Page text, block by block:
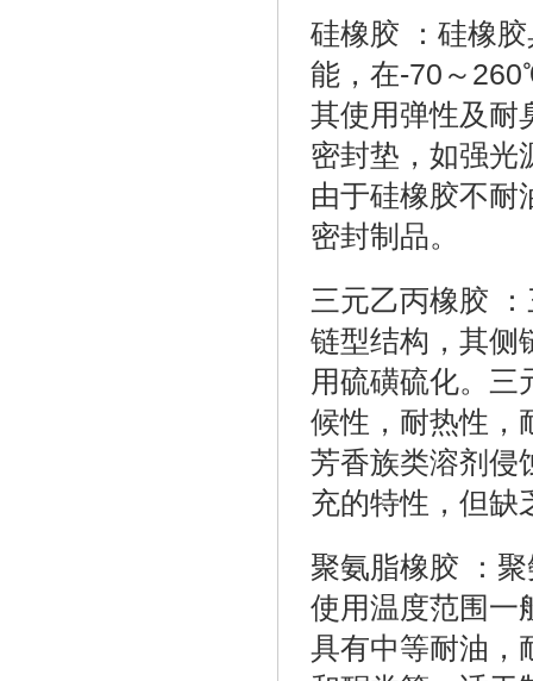
硅橡胶 ：硅橡
能，在-70～
其使用弹性及耐
密封垫，如强光
由于硅橡胶不耐
密封制品。
三元乙丙橡胶
链型结构，其侧
用硫磺硫化。三
候性，耐热性，
芳香族类溶剂侵
充的特性，但缺
聚氨脂橡胶 ：
使用温度范围
具有中等耐油，